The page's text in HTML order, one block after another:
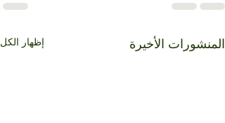
المنشورات الأخيرة إظهار الكل